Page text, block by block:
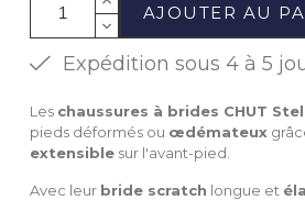
AJOUTER AU
Expédition sous 4 à 5
Les chaussures à brides CHUT
pieds déformés ou œdémateux
extensiblesur l'avant-pied.
Avec leur bride scratch longue et